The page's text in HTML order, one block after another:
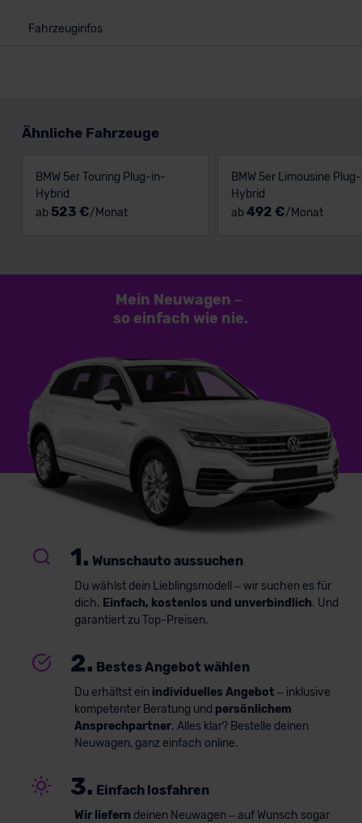
Fahrzeuginfos
Ähnliche Fahrzeuge
BMW 5er Touring Plug-in-
Hybrid
ab 523 €/Monat
BMW 5er Limousine
Hybrid
ab492 €/Monat
Mein Neuwagen –
so einfach wie nie.
1. Wunschauto aussuchen
Du wählst dein Lieblingsmodell – wir suchen es für
dich. Einfach, kostenlos und unverbindlich. Und
garantiert zu Top-Preisen.
2. Bestes Angebot wählen
Du erhältst ein individuelles Angebot – inklusive
kompetenter Beratung und persönlichem
Ansprechpartner. Alles klar? Bestelle deinen
Neuwagen, ganz einfach online.
3. Einfach losfahren
Wir liefern deinen Neuwagen – auf Wunsch sogar